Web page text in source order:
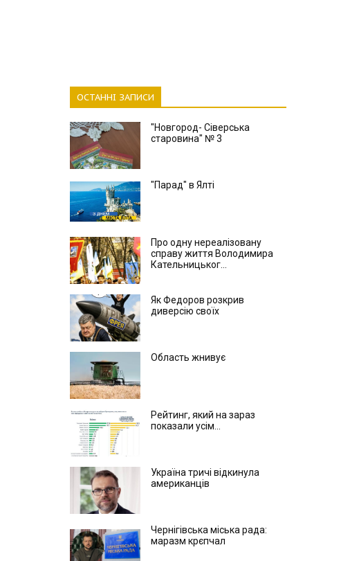
ОСТАННІ ЗАПИСИ
"Новгород- Сіверська
старовина" № 3
"Парад" в Ялті
Про одну нереалізовану
справу життя Володимира
Кательницьког...
Як Федоров розкрив
диверсію своїх
Область жнивує
Рейтинг, який на зараз
показали усім...
Україна тричі відкинула
американців
Чернігівська міська рада:
маразм крєпчал